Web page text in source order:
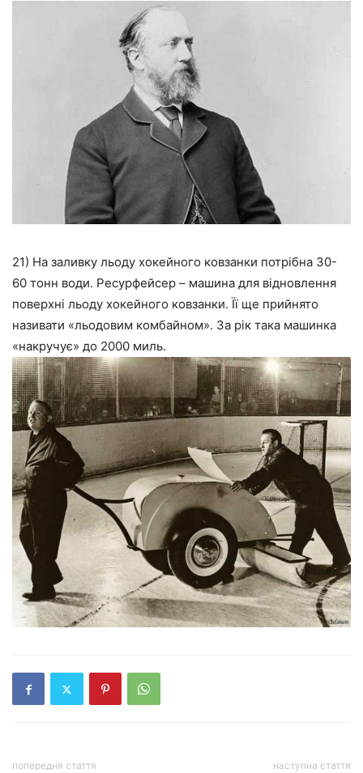
21) На заливку льоду хокейного ковзанки потрібна 30-
60 тонн води. Ресурфейсер – машина для відновлення
поверхні льоду хокейного ковзанки. Її ще прийнято
називати «льодовим комбайном». За рік така машинка
«накручує» до 2000 миль.
попередня стаття наступна стаття